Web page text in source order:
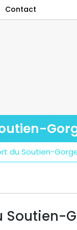
Contact
du Soutien-
Soutien-